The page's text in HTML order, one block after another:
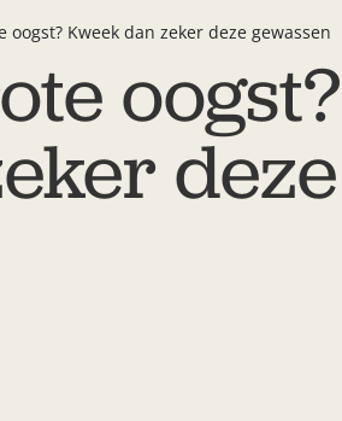
oogst? Kweek dan zeker deze gewassen
oogst?
deze